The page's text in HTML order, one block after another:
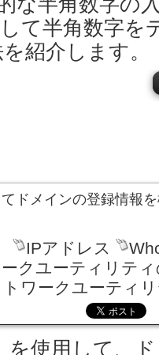
て半角数字を
紹介します。
ドメインの登録情報
IPアドレス
クユーティリティ
ワークユーティ
を使用して、